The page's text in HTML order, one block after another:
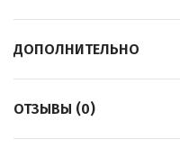
ДОПОЛНИТЕЛЬНО
ОТЗЫВЫ (0)